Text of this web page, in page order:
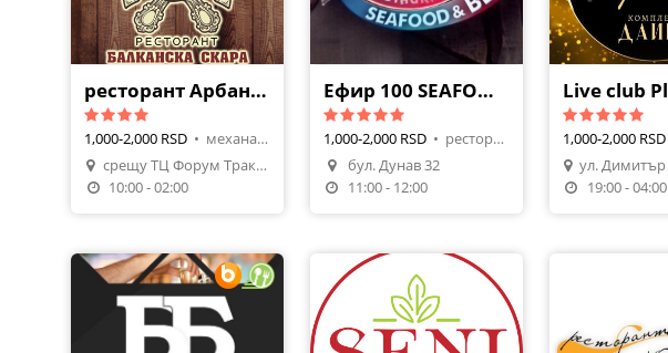
Napravi Rezervaciju
ресторант Арбанаси
1,000-2,000 RSD •
механа, турска кухня
срещу ТЦ Форум Тракия ул.Шипка 8
10:00 - 02:00
Napravi Rezervaciju
Poruči Hranu
Ефир 100 SEAFOOD&BBQ
1,000-2,000 RSD •
ресторант, морска
бул. Дунав 32
11:00 - 12:00
1,000-2,000 RSD
19:00 - 04:00